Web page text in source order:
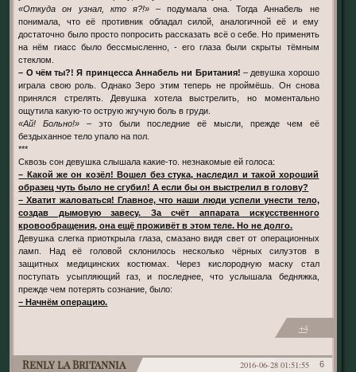
«Откуда он узнал, кто я?!»– подумала она. Тогда Аннабель не
понимала, что её противник обладал силой, аналогичной её и ему
достаточно было просто попросить рассказать всё о себе. Но применять
на нём гиасс было бессмысленно, - его глаза были скрыты тёмным
стеклом.
– О чём ты?! Я принцесса Аннабель ни Британия! – девушка хорошо
играла свою роль. Однако Зеро этим теперь не проймёшь. Он снова
принялся стрелять. Девушка хотела выстрелить, но моментально
ощутила какую-то острую жгучую боль в груди.
«Ай! Больно!» – это были последние её мысли, прежде чем её
бездыханное тело упало на пол.
***
Сквозь сон девушка слышала какие-то. незнакомые ей голоса:
– Какой же он козёл! Вошел без стука, наследил и такой хороший
образец чуть было не сгубил! А если бы он выстрелил в голову?
– Хватит жаловаться! Главное, что наши люди успели унести тело,
создав дымовую завесу. За счёт аппарата искусственного
кровообращения, она ещё проживёт в этом теле. Но не долго.
Девушка слегка приоткрыла глаза, смазано видя свет от операционных
ламп. Над её головой склонилось несколько чёрных силуэтов в
защитных медицинских костюмах. Через кислородную маску стал
поступать усыпляющий газ, и последнее, что услышала бедняжка,
прежде чем потерять сознание, было:
– Начнём операцию.
+4
6
2016-06-28 01:51:55
Renly la Britannia